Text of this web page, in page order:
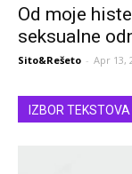
Od moje
seksualne
Sito&Rešeto - Apr 13,
IZBOR TEKSTOVA